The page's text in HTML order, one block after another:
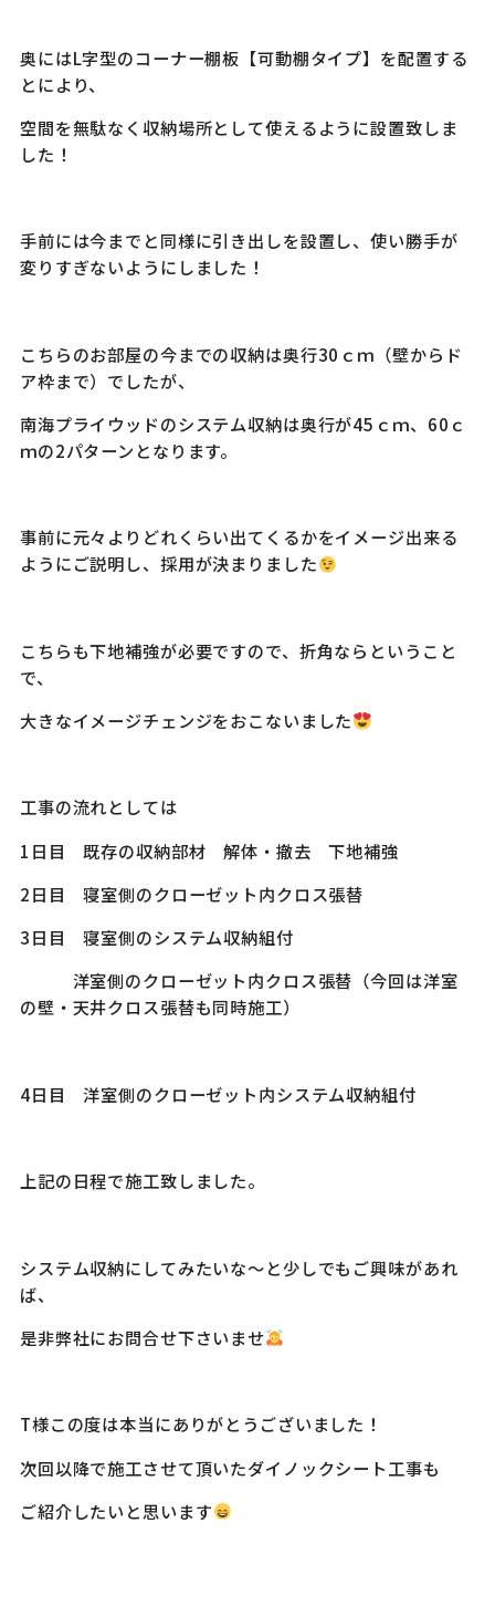
奥にはL字型のコーナー棚板【可動棚タイプ】を配置する
とにより、
空間を無駄なく収納場所として使えるように設置致しま
した！
手前には今までと同様に引き出しを設置し、使い勝手が
変りすぎないようにしました！
こちらのお部屋の今までの収納は奥行30ｃｍ（壁からド
ア枠まで）でしたが、
南海プライウッドのシステム収納は奥行が45ｃｍ、60ｃ
ｍの2パターンとなります。
事前に元々よりどれくらい出てくるかをイメージ出来る
ようにご説明し、採用が決まりました
こちらも下地補強が必要ですので、折角ならということ
で、
大きなイメージチェンジをおこないました
工事の流れとしては
1日目 既存の収納部材 解体・撤去 下地補強
2日目 寝室側のクローゼット内クロス張替
3日目 寝室側のシステム収納組付
洋室側のクローゼット内クロス張替（今回は洋室
の壁・天井クロス張替も同時施工）
4日目 洋室側のクローゼット内システム収納組付
上記の日程で施工致しました。
システム収納にしてみたいな～と少しでもご興味があれ
ば、
是非弊社にお問合せ下さいませ
T様この度は本当にありがとうございました！
次回以降で施工させて頂いたダイノックシート工事も
ご紹介したいと思います